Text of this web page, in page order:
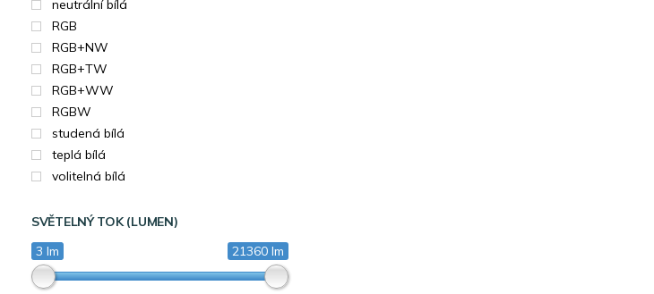
neutrální bílá
RGB
RGB+NW
RGB+TW
RGB+WW
RGBW
studená bílá
teplá bílá
volitelná bílá
SVĚTELNÝ TOK (LUMEN)
3 lm
21360 lm